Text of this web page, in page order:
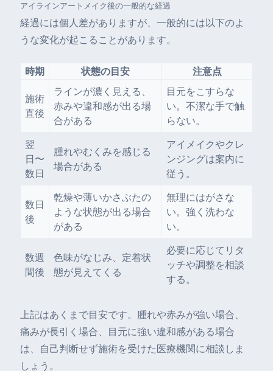
アイラインアートメイク後の一般的な経過
経過には個人差がありますが、一般的には以下のよ
うな変化が起こることがあります。
時期 状態の目安 注意点
施術
直後
ラインが濃く見える、
赤みや違和感が出る場
合がある
目元をこすらな
い。不潔な手で触
らない。
翌
日〜
数日
腫れやむくみを感じる
場合がある
アイメイクやクレ
ンジングは案内に
従う。
数日
後
乾燥や薄いかさぶたの
ような状態が出る場合
がある
無理にはがさな
い。強く洗わな
い。
数週
間後
色味がなじみ、定着状
態が見えてくる
必要に応じてリタ
ッチや調整を相談
する。
上記はあくまで目安です。腫れや赤みが強い場合、
痛みが長引く場合、目元に強い違和感がある場合
は、自己判断せず施術を受けた医療機関に相談しま
しょう。